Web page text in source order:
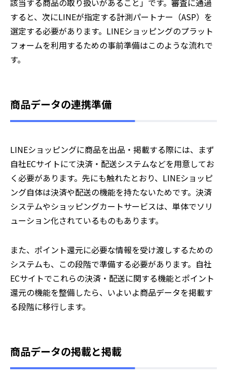
該当する商品の取り扱いがあること」です。審査に通過
すると、次にLINEが指定する計測パートナー（ASP）を
選定する必要があります。LINEショッピングのプラット
フォームを利用するための事前準備はこのような流れで
す。
商品データの連携準備
LINEショッピングに商品を出品・掲載する際には、まず
自社ECサイトにて決済・配送システムなどを用意してお
く必要があります。先にも触れたとおり、LINEショッピ
ング自体は決済や配送の機能を持たないためです。決済
システムやショッピングカートサービスは、単体でソリ
ューション化されているものもあります。
また、ポイント還元に必要な情報を受け渡しするための
システムも、この段階で準備する必要があります。自社
ECサイトでこれらの決済・配送に関する機能とポイント
還元の機能を整備したら、いよいよ商品データを掲載す
る段階に移行します。
商品データの掲載と掲載